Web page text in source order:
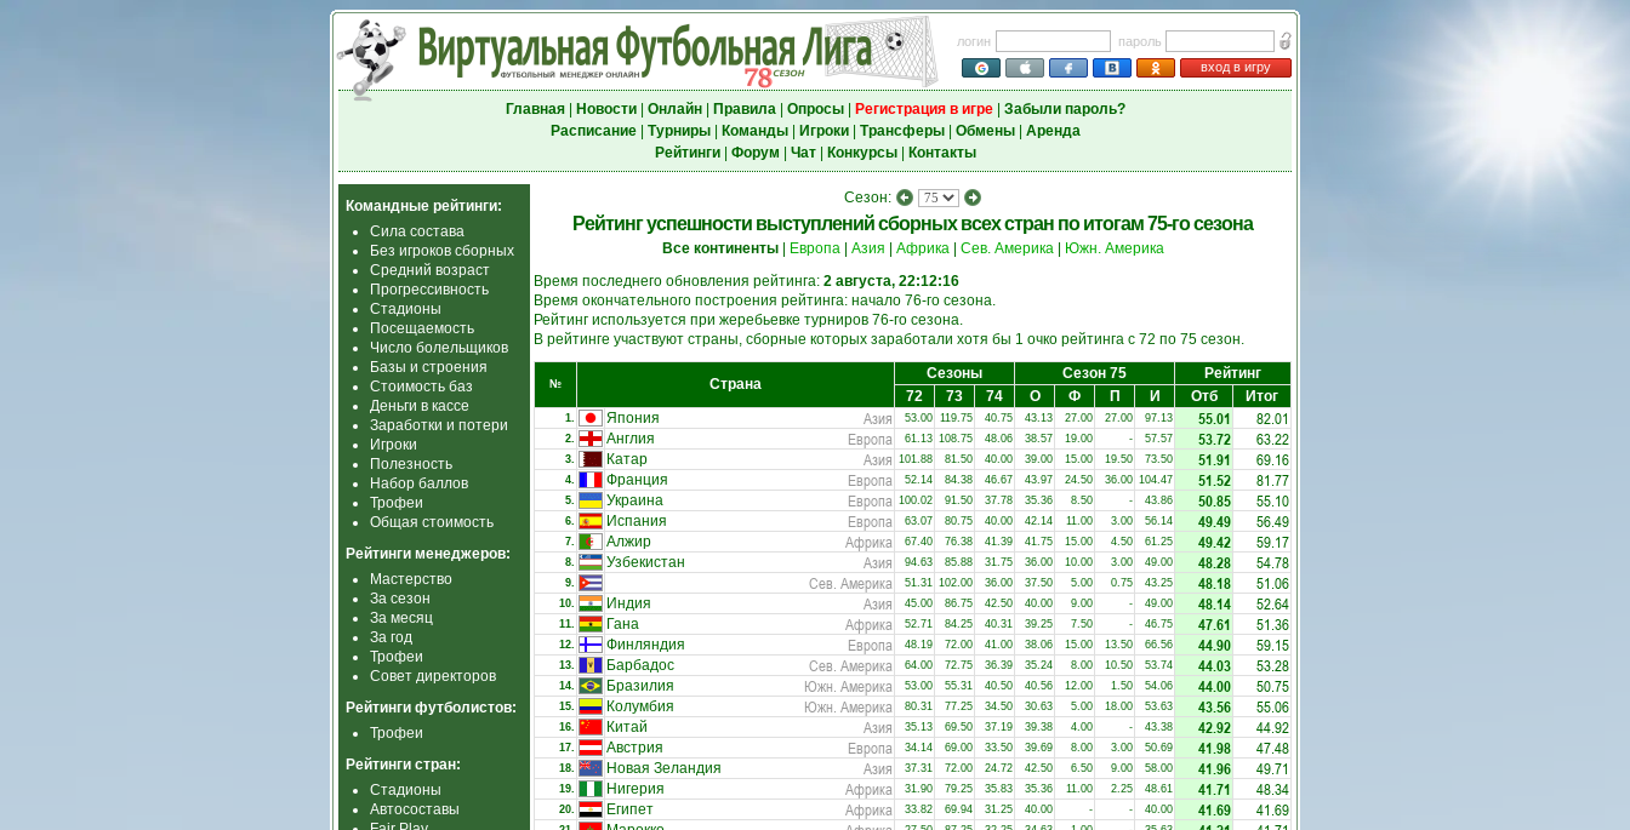
логин
пароль
вход в игру
Главная| Новости| Онлайн| Правила| Опросы| Регистрация в игре| Забыли пароль?
Расписание| Турниры| Команды| Игроки| Трансферы| Обмены| Аренда
Рейтинги| Форум Чат| Конкурсы| Контакты
Командные рейтинги:
Сила состава
Без игроков сборных
Средний возраст
Прогрессивность
Стадионы
Посещаемость
Число болельщиков
Базы и строения
Стоимость баз
Деньги в кассе
Заработки и потери
Игроки
Полезность
Набор баллов
Трофеи
Общая стоимость
Рейтинги менеджеров:
Мастерство
За сезон
За месяц
За год
Трофеи
Совет директоров
Рейтинги футболистов:
Трофеи
Рейтинги стран:
Стадионы
Автосоставы
Сезон:
Рейтинг успешности выступлений сборных всех стран по итогам 75-го сезона
Все континенты| Европа| Азия Африка| Сев. Америка|
Южн. Америка
Время последнего обновления рейтинга: 2 августа, 22:12:16
Время окончательного построения рейтинга: начало 76-го сезона.
Рейтинг используется при жеребьевке турниров 76-го сезона.
В рейтинге участвуют страны, сборные которых заработали хотя бы 1 очко рейтинга с 72 по 75 сезон.
№ Страна
Сезоны Сезон 75
Рейтинг
72
73 74 О Ф П И Отб Итог
1. Япония Азия 53.00 119.75 40.75 43.13 27.00 27.00 97.13 55.01 82.01
2. Англия Европа 61.13 108.75 48.06 38.57 19.00 - 57.57 53.72 63.22
3. Катар Азия 101.88 81.50 40.00 39.00 15.00 19.50 73.50 51.91 69.16
4. Франция Европа 52.14 84.38 46.67 43.97 24.50 36.00 104.47 51.52 81.77
5. Украина Европа 100.02 91.50 37.78 35.36 8.50 - 43.86 50.85 55.10
6. Испания Европа 63.07 80.75 40.00 42.14 11.00 3.00 56.14 49.49 56.49
7. Алжир Африка 67.40 76.38 41.39 41.75 15.00 4.50 61.25 49.42 59.17
8. Узбекистан Азия 94.63 85.88 31.75 36.00 10.00 3.00 49.00 48.28 54.78
9. Сев. Америка 51.31 102.00 36.00 37.50 5.00 0.75 43.25 48.18 51.06
10. Индия Азия 45.00 86.75 42.50 40.00 9.00 - 49.00 48.14 52.64
11. Гана Африка 52.71 84.25 40.31 39.25 7.50 - 46.75 47.61 51.36
12. Финляндия Европа 48.19 72.00 41.00 38.06 15.00 13.50 66.56 44.90 59.15
13. Барбадос Сев. Америка 64.00 72.75 36.39 35.24 8.00 10.50 53.74 44.03 53.28
14. Бразилия Южн. Америка 53.00 55.31 40.50 40.56 12.00 1.50 54.06 44.00 50.75
15. Колумбия Южн. Америка 80.31 77.25 34.50 30.63 5.00 18.00 53.63 43.56 55.06
16. Китай Азия 35.13 69.50 37.19 39.38 4.00 - 43.38 42.92 44.92
17. Австрия Европа 34.14 69.00 33.50 39.69 8.00 3.00 50.69 41.98 47.48
18. Новая Зеландия Азия 37.31 72.00 24.72 42.50 6.50 9.00 58.00 41.96 49.71
19. Нигерия Африка 31.90 79.25 35.83 35.36 11.00 2.25 48.61 41.71 48.34
20. Египет Африка 33.82 69.94 31.25 40.00 - - 40.00 41.69 41.69